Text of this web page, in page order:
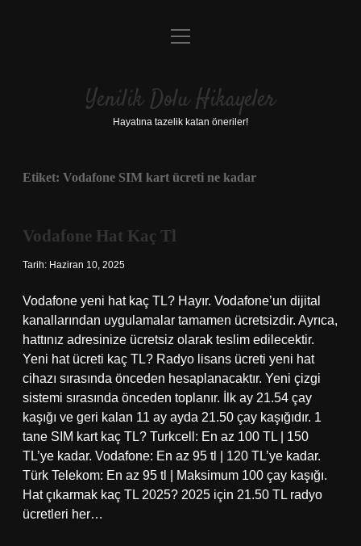
Anasayfa
Yasal Uyarı
menüyü
Yenilik Dolu Hikayeler
Hayatına tazelik katan öneriler!
Etiket: Vodafone SIM kart ücreti ne kadar
Vodafone Hat Kaç Tl
Tarih: Haziran 10, 2025
Vodafone yeni hat kaç TL? Hayır. Vodafone’un dijital
kanallarından uygulamalar tamamen ücretsizdir. Ayrıca,
hattınız adresinize ücretsiz olarak teslim edilecektir.
Yeni hat ücreti kaç TL? Radyo lisans ücreti yeni hat
cihazı sırasında önceden hesaplanacaktır. Yeni çizgi
sistemi sırasında önceden toplanır. İlk ay 21.54 çay
kaşığı ve geri kalan 11 ay ayda 21.50 çay kaşığıdır. 1
tane SIM kart kaç TL? Turkcell: En az 100 TL | 150
TL’ye kadar. Vodafone: En az 95 tl | 120 TL’ye kadar.
Türk Telekom: En az 95 tl | Maksimum 100 çay kaşığı.
Hat çıkarmak kaç TL 2025? 2025 için 21.50 TL radyo
ücretleri her…